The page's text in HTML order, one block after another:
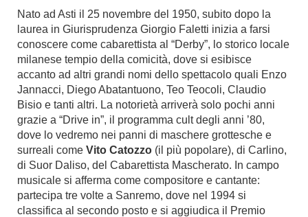
Nato ad Asti il 25 novembre del 1950, subito dopo la
laurea in Giurisprudenza Giorgio Faletti inizia a farsi
conoscere come cabarettista al “Derby”, lo storico locale
milanese tempio della comicità, dove si esibisce
accanto ad altri grandi nomi dello spettacolo quali Enzo
Jannacci, Diego Abatantuono, Teo Teocoli, Claudio
Bisio e tanti altri. La notorietà arriverà solo pochi anni
grazie a “Drive in”, il programma cult degli anni ’80,
dove lo vedremo nei panni di maschere grottesche e
surreali come Vito Catozzo (il più popolare), di Carlino,
di Suor Daliso, del Cabarettista Mascherato. In campo
musicale si afferma come compositore e cantante:
partecipa tre volte a Sanremo, dove nel 1994 si
classifica al secondo posto e si aggiudica il Premio